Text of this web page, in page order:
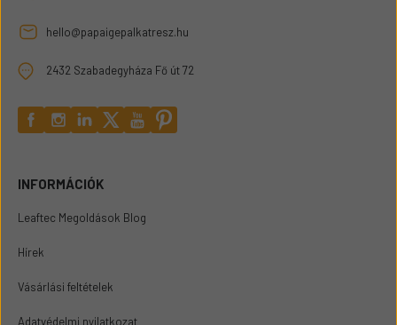
hello@papaigepalkatresz.hu
2432 Szabadegyháza Fő út 72
INFORMÁCIÓK
Leaftec Megoldások Blog
Hírek
Vásárlási feltételek
Adatvédelmi nyilatkozat